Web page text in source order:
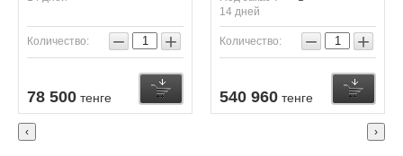
Количество: − +
78 500 тенге
14 дней
Количество: − +
540 960 тенге
‹ ›